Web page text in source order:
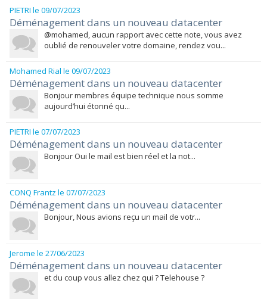
PIETRI le 09/07/2023
Déménagement dans un nouveau datacenter
@mohamed, aucun rapport avec cette note, vous avez
oublié de renouveler votre domaine, rendez vou...
Mohamed Rial le 09/07/2023
Déménagement dans un nouveau datacenter
Bonjour membres équipe technique nous somme
aujourd’hui étonné qu...
PIETRI le 07/07/2023
Déménagement dans un nouveau datacenter
Bonjour Oui le mail est bien réel et la not...
CONQ Frantz le 07/07/2023
Déménagement dans un nouveau datacenter
Bonjour, Nous avions reçu un mail de votr...
Jerome le 27/06/2023
Déménagement dans un nouveau datacenter
et du coup vous allez chez qui ? Telehouse ?